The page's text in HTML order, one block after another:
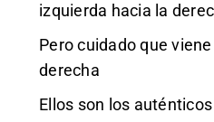
izquierda hacia la
Pero cuidado que
derecha
Ellos son los